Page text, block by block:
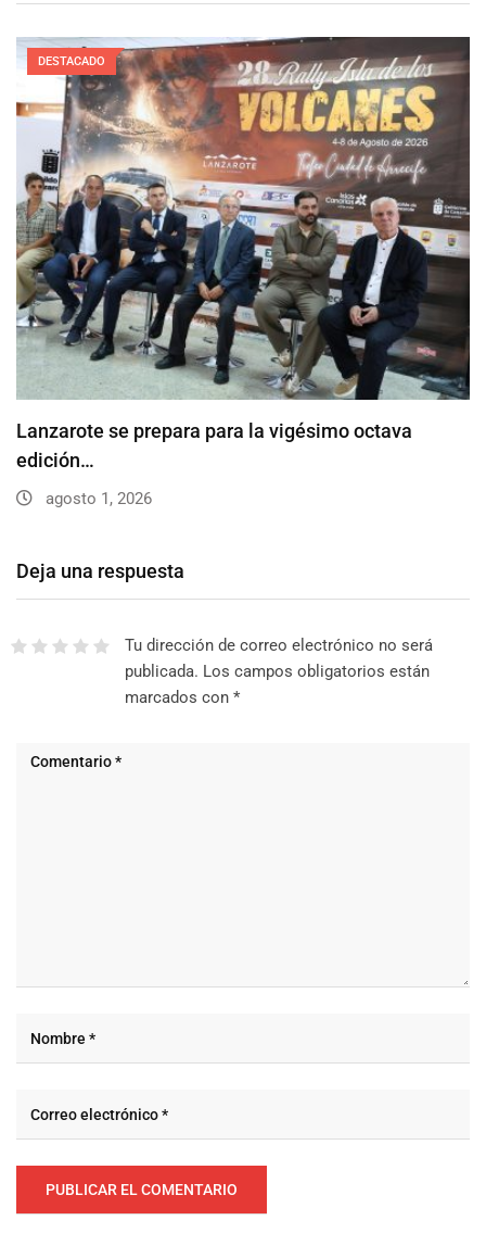
DESTACADO
Lanzarote se prepara para la vigésimo octava
edición…
agosto 1, 2026
Deja una respuesta
Tu dirección de correo electrónico no será
publicada. Los campos obligatorios están
marcados con *